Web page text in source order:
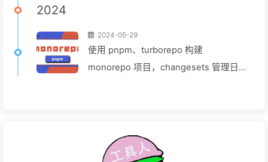
2024
2024-05-29
使用 pnpm、turborepo 构建
monorepo 项目，changesets 管理日